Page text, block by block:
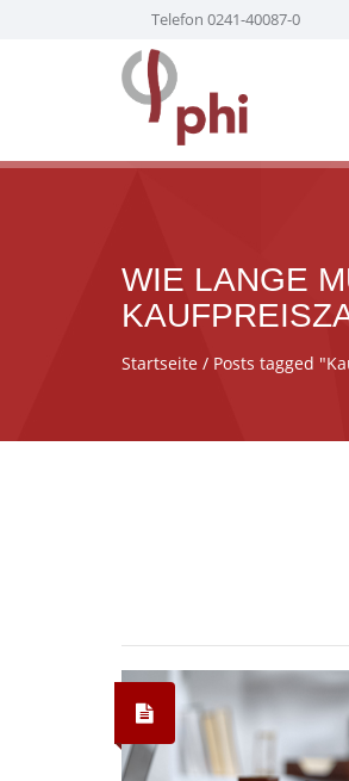
Telefon 0241-40087-0
WIE LANGE
Startseite / Posts tagged